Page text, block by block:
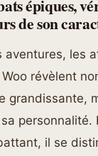
épiques,
de son
aventures, les
révèlent
grandissante,
personnalité.
il se